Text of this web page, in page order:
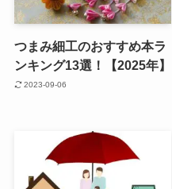
つまみ細工のおすすめ本ラ
ンキング13選！【2025年】
2023-09-06